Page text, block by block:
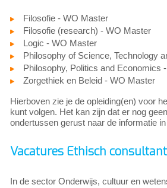
Filosofie - WO Master
Filosofie (research) - WO Master
Logic - WO Master
Philosophy of Science, Technology
Philosophy, Politics and Economics
Zorgethiek en Beleid - WO Master
Hierboven zie je de opleiding(en) voor
kunt volgen. Het kan zijn dat er nog
ondertussen gerust naar de informatie
Vacatures Ethisch consultant
In de sector Onderwijs, cultuur en